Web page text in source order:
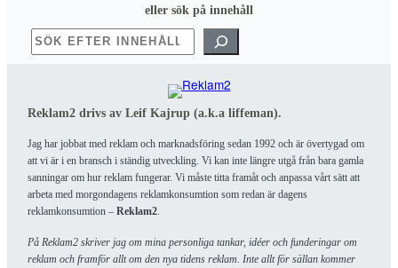
eller sök på innehåll
SÖK
Reklam2 drivs av Leif Kajrup (a.k.a liffeman).
Jag har jobbat med reklam och marknadsföring sedan 1992 och är övertygad om
att vi är i en bransch i ständig utveckling. Vi kan inte längre utgå från bara gamla
sanningar om hur reklam fungerar. Vi måste titta framåt och anpassa vårt sätt att
arbeta med morgondagens reklamkonsumtion som redan är dagens
reklamkonsumtion –Reklam2
På Reklam2 skriver jag om mina personliga tankar, idéer och funderingar om
reklam och framför allt om den nya tidens reklam. Inte allt för sällan kommer